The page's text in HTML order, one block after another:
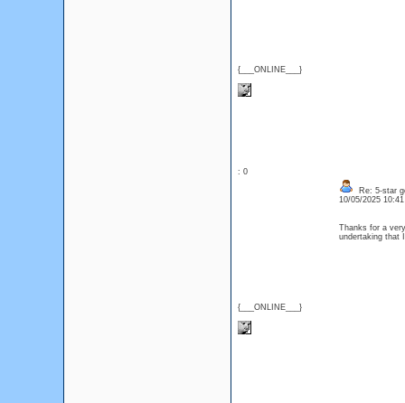
{___ONLINE___}
: 0
{___ONLINE___}
Re: 5-star
10/05/2025
Thanks for a
undertaking that